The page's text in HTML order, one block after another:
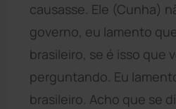
causasse. Ele (Cunha)
governo, eu lamento
brasileiro, se é isso que
perguntando. Eu
brasileiro. Acho que se